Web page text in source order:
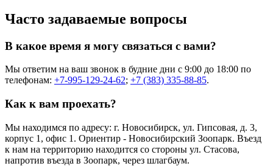
Часто задаваемые вопросы
В какое время я могу связаться с вами?
Мы ответим на ваш звонок в будние дни с 9:00 до 18:00 по
телефонам: +7-995-129-24-62; +7 (383) 335-88-85.
Как к вам проехать?
Мы находимся по адресу: г. Новосибирск, ул. Гипсовая, д. 3,
корпус 1, офис 1. Ориентир - Новосибирский Зоопарк. Въезд
к нам на территорию находится со стороны ул. Стасова,
напротив въезда в Зоопарк, через шлагбаум.